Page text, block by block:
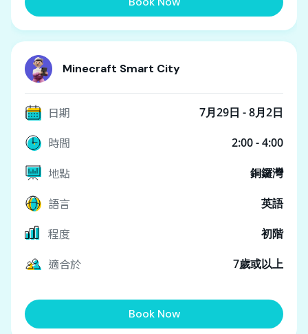
Minecraft Smart City
日期 7月29日 - 8月2日
時間 2:00 - 4:00
地點 銅鑼灣
語言 英語
程度 初階
適合於 7歲或以上
Book Now